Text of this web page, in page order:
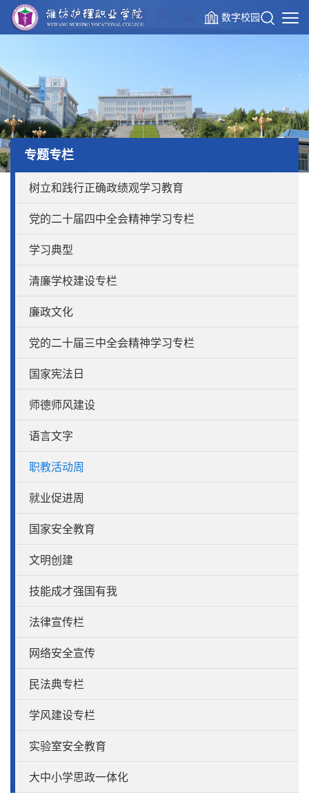
数字校园
专题专栏
树立和践行正确政绩观学习教育
党的二十届四中全会精神学习专栏
学习典型
清廉学校建设专栏
廉政文化
党的二十届三中全会精神学习专栏
国家宪法日
师德师风建设
语言文字
职教活动周
就业促进周
国家安全教育
文明创建
技能成才强国有我
法律宣传栏
网络安全宣传
民法典专栏
学风建设专栏
实验室安全教育
大中小学思政一体化